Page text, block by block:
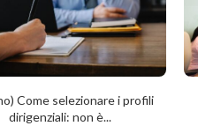
Come selezionare i profili
dirigenziali: non è...